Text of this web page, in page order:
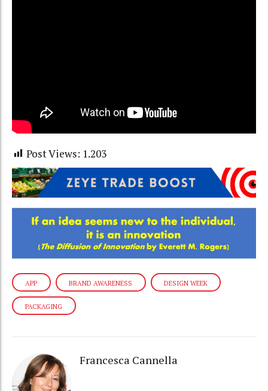
Post Views: 1.203
APP BRAND AWARENESS DESIGN WEEK
PACKAGING
Francesca Cannella